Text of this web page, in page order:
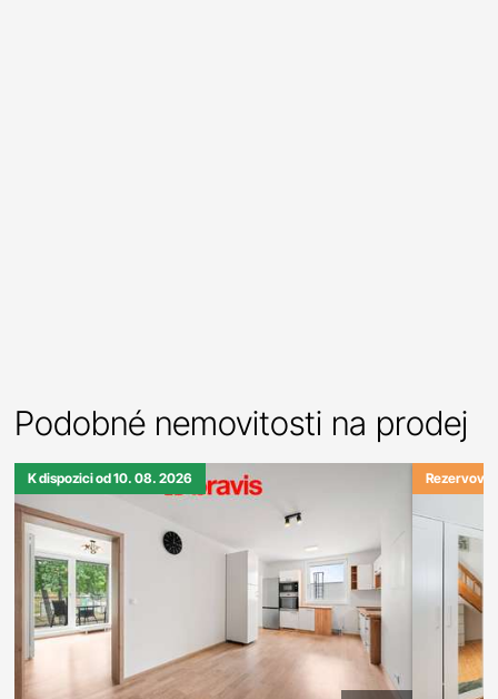
Podobné nemovitosti na prodej
K dispozici od 10. 08. 2026